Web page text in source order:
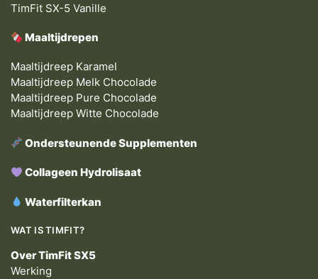
TimFit SX-5 Vanille
Maaltijdrepen
Maaltijdreep Karamel
Maaltijdreep Melk Chocolade
Maaltijdreep Pure Chocolade
Maaltijdreep Witte Chocolade
Ondersteunende Supplementen
Collageen Hydrolisaat
Waterfilterkan
WAT IS TIMFIT?
Over TimFit SX5
Werking